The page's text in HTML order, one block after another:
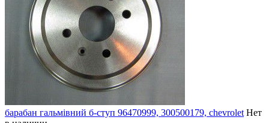
барабан гальмівний б-ступ 96470999, 300500179, chevrolet Нет